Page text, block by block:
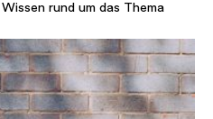
rund um das Thema